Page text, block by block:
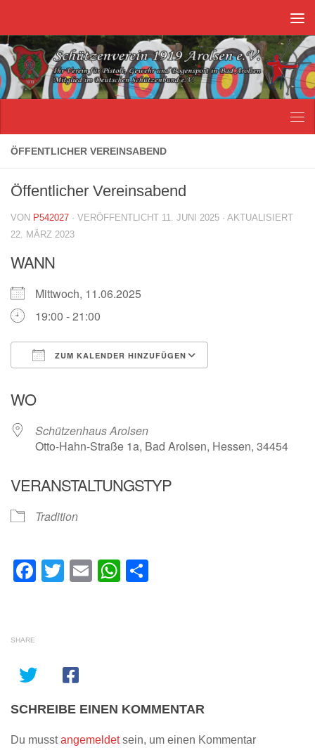
ÖFFENTLICHER VEREINSABEND
Öffentlicher Vereinsabend
VON P542027 · VERÖFFENTLICHT 11. JUNI 2025 · AKTUALISIERT
22. MÄRZ 2023
WANN
Mittwoch, 11.06.2025
19:00 - 21:00
ZUM KALENDER HINZUFÜGEN
WO
Schützenhaus Arolsen
Otto-Hahn-Straße 1a, Bad Arolsen, Hessen, 34454
VERANSTALTUNGSTYP
Tradition
Facebook
Twitter
EmailWhatsApp
SHARE
SCHREIBE EINEN KOMMENTAR
Du musstangemeldetsein, um einen Kommentar